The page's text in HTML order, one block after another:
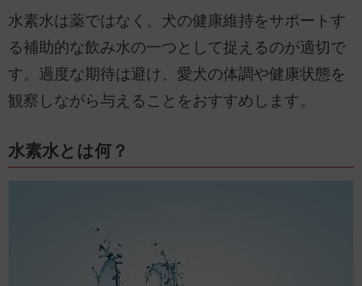
水素水は薬ではなく、犬の健康維持をサポートす
る補助的な飲み水の一つとして捉えるのが適切で
す。過度な期待は避け、愛犬の体調や健康状態を
観察しながら与えることをおすすめします。
水素水とは何？